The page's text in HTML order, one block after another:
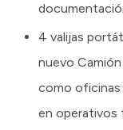
4 valijas
nuevo
como oficinas
en operativos